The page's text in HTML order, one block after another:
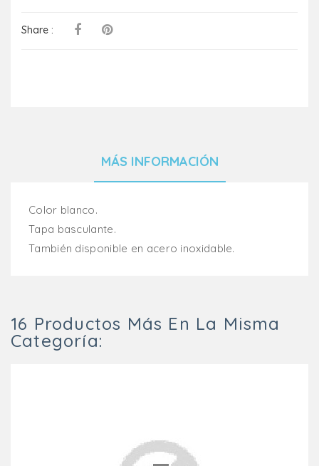
Share :
MÁS INFORMACIÓN
Color blanco.
Tapa basculante.
También disponible en acero inoxidable.
16 Productos Más En La Misma
Categoría: